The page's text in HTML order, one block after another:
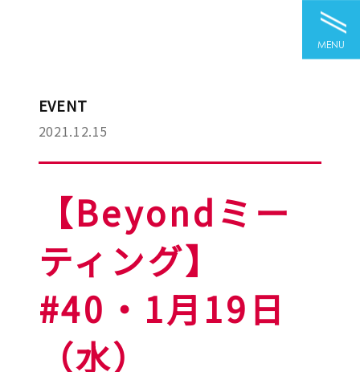
MENU
EVENT
2021.12.15
【Beyondミー
ティング】
#40・1月19日
（水）